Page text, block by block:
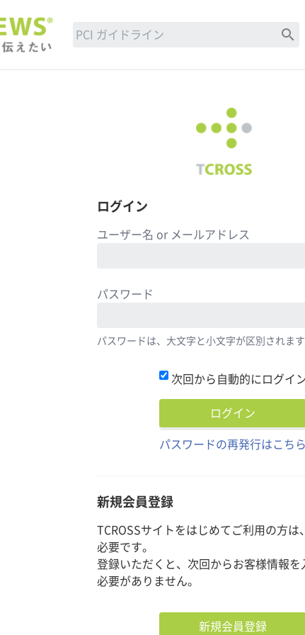
search
ログイン
ユーザー名 or メールアドレス
パスワード
パスワードは、大文字と小文字が区別されます
次回から自動的にログイ
パスワードの再発行はこちら
新規会員登録
TCROSSサイトをはじめてご利用の方は
必要です。
登録いただくと、次回からお客様情報を
必要がありません。
新規会員登録